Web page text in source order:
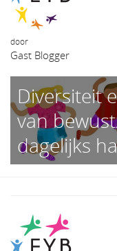
door
Gast Blogger
Diversiteit
van
dagelijks